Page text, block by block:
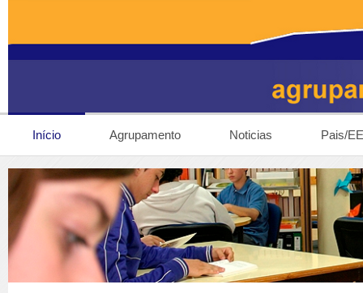
Início Agrupamento Noticias Pais/EE